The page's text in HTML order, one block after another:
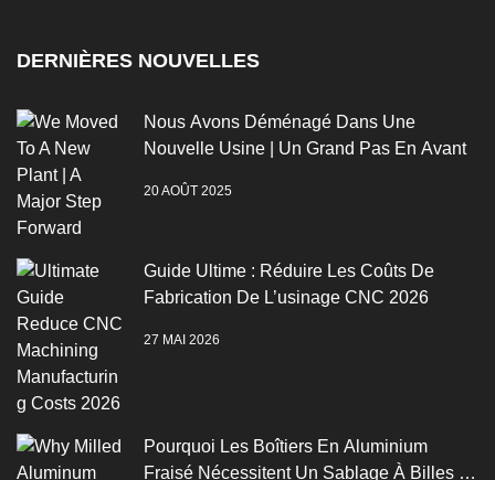
DERNIÈRES NOUVELLES
Nous Avons Déménagé Dans Une
Nouvelle Usine | Un Grand Pas En Avant
20 AOÛT 2025
Guide Ultime : Réduire Les Coûts De
Fabrication De L’usinage CNC 2026
27 MAI 2026
Pourquoi Les Boîtiers En Aluminium
Fraisé Nécessitent Un Sablage À Billes Et